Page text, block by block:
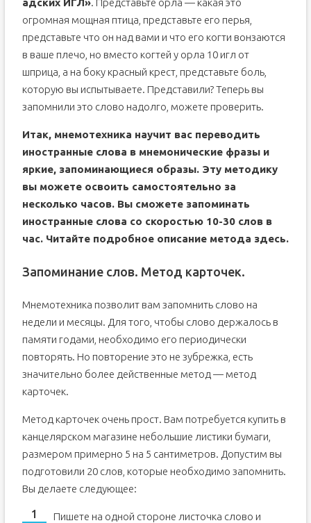
адских ИГЛ». Представьте орла — какая это
огромная мощная птица, представьте его перья,
представьте что он над вами и что его когти вонзаются
в ваше плечо, но вместо когтей у орла 10 игл от
шприца, а на боку красный крест, представьте боль,
которую вы испытываете. Представили? Теперь вы
запомнили это слово надолго, можете проверить.
Итак, мнемотехника научит вас переводить
иностранные слова в мнемонические фразы и
яркие, запоминающиеся образы. Эту методику
вы можете освоить самостоятельно за
несколько часов. Вы сможете запоминать
иностранные слова со скоростью 10-30 слов в
час. Читайте подробное описание метода здесь.
Запоминание слов. Метод карточек.
Мнемотехника позволит вам запомнить слово на
недели и месяцы. Для того, чтобы слово держалось в
памяти годами, необходимо его периодически
повторять. Но повторение это не зубрежка, есть
значительно более действенные метод — метод
карточек.
Метод карточек очень прост. Вам потребуется купить в
канцелярском магазине небольшие листики бумаги,
размером примерно 5 на 5 сантиметров. Допустим вы
подготовили 20 слов, которые необходимо запомнить.
Вы делаете следующее:
Пишете на одной стороне листочка слово и